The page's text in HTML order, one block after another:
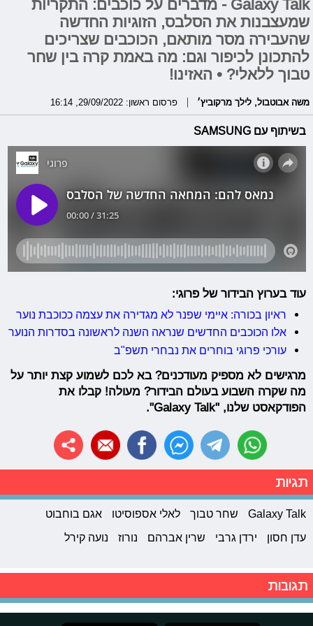
Galaxy Talk - מדברים על כוכבים: התקריות
שמעצבנות את הסלבס, הזוגיות החדשה
שהעבירה מסר מותאם, הכוכבים שצריכים
להתכונן לכיפור וגם: מה באמת קרה בין שחר
טבוך ללאלי? • האזינו!
משה אבוטבול, לילך מרקוביץ׳ פרסום ראשון: 29/09/2022, 16:14
בשיתוף עם SAMSUNG
עוד בערוץ הבידור של פרוגי:
ראיון בכורה: איימי שפנר לא מגדירה את עצמה ככוכבת נוער
אלו הכוכבים החדשים שנראה השנה לראשונה בסדרות הנוער
עורכי פרוגי בוחרים את נבחרי תשפ"ב
מרגישים לא מספיק מעודכנים? בא לכם לשמוע קצת יותר על
מה שקרה השבוע בעולם הבידור? מעולה! קבלו את
הפודקאסט שלנו, "Galaxy Talk".
תגיות
Galaxy Talk שחר טבוך לאלי אספוסיטו
אגם בוחבוט
עדן חסון
ירדן גרבי שרין אברהם נורוז נועה קירל
תגובות